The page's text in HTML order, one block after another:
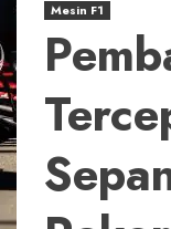
Mesin F1